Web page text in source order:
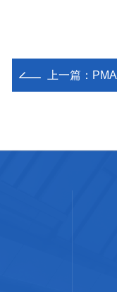
上一篇：